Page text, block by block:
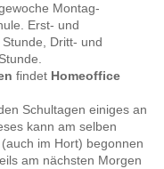
Montag-
Erst- und
Dritt- und
findet Homeoffice
Schultagen einiges an
kann am selben
im Hort) begonnen
am nächsten Morgen